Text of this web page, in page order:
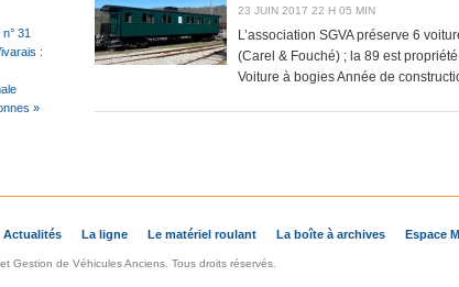
31
:
»
23 JUIN 2017 22 H 05 MIN
L’association SGVA préserve 6
(Carel & Fouché) ; la 89 est
Voiture à bogies Année de
Actualités La ligne Le matériel roulant La boîte à archives Espace
Gestion de Véhicules Anciens. Tous droits réservés.